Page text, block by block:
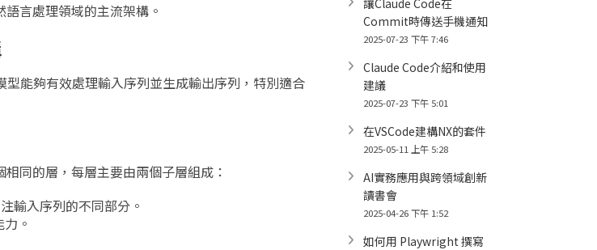
言處理領域的主流架構。
能夠有效處理輸入序列並生成輸出序列，特別適合
同的層，每層主要由兩個子層組成：
輸入序列的不同部分。
。
讓Claude Code在
Commit時傳送手機通知
2025-07-23 下午 7:46
Claude Code介紹和使用
建議
2025-07-23 下午 5:01
在VSCode建構NX的套件
2025-05-11 上午 5:28
AI實務應用與跨領域創新
讀書會
2025-04-26 下午 1:52
如何用 Playwright 撰寫